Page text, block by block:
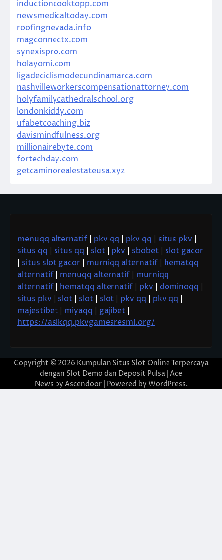
inductioncooktopp.com
newsmedicaltoday.com
roofingnevada.info
magconnectx.com
synexispro.com
holayomi.com
ligadeciclismodecundinamarca.com
nashvilleworkerscompensationattorney.com
holyfamilycathedralschool.org
londonkiddy.com
ufabetcoaching.biz
davismindfulness.org
millionairebyte.com
fortechday.com
getcaminorealestateusa.xyz
menuqq alternatif | pkv qq | pkv qq | situs pkv |
situs qq | situs qq | slot | pkv | sbobet | slot gacor
| situs slot gacor | murniqq alternatif | hematqq
alternatif | menuqq alternatif | murniqq
alternatif | hematqq alternatif | pkv | dominoqq |
situs pkv | slot | slot | slot | pkv qq | pkv qq |
majestibet | miyaqq | gajibet |
https://asikqq.pkvgamesresmi.org/
Copyright © 2026 Kumpulan Situs Slot Online Terpercaya
dengan Slot Demo dan Deposit Pulsa | Ace
News by Ascendoor| Powered by WordPress.